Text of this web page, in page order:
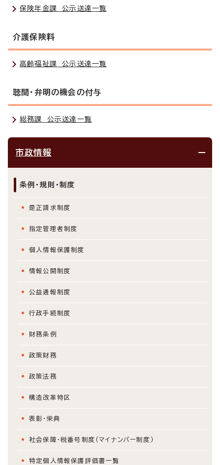
保険年金課 公示送達一覧
介護保険料
高齢福祉課 公示送達一覧
聴聞・弁明の機会の付与
総務課 公示送達一覧
市政情報
条例・規則・制度
是正請求制度
指定管理者制度
個人情報保護制度
情報公開制度
公益通報制度
行政手続制度
財務条例
政策財務
政策法務
構造改革特区
表彰・栄典
社会保障・税番号制度（マイナンバー制度）
特定個人情報保護評価書一覧